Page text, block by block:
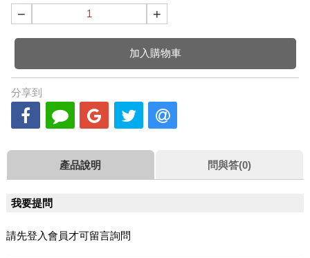
− +
加入購物車
分享到
產品說明 問與答(0)
我要提問
請先登入會員才可留言詢問